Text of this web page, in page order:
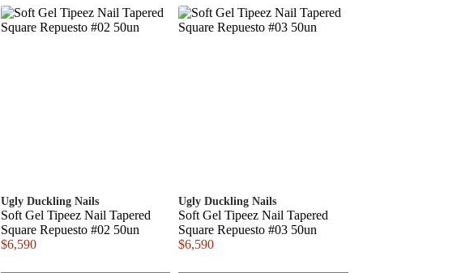
Ugly Duckling Nails
Soft Gel Tipeez Nail Tapered
Square Repuesto #02 50un
$6,590
Ugly Duckling Nails
Soft Gel Tipeez Nail Tapered
Square Repuesto #03 50un
$6,590